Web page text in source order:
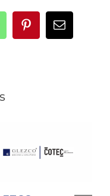
PinterestCorreo